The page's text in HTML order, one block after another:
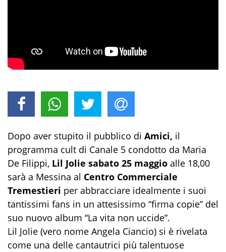
Dopo aver stupito il pubblico di Amici, il
programma cult di Canale 5 condotto da Maria
De Filippi, Lil Jolie sabato 25 maggio alle 18,00
sarà a Messina al Centro Commerciale
Tremestieri per abbracciare idealmente i suoi
tantissimi fans in un attesissimo “firma copie” del
suo nuovo album “La vita non uccide”.
Lil Jolie (vero nome Angela Ciancio) si è rivelata
come una delle cantautrici più talentuose